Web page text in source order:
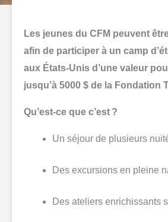
Les jeunes du CFM peuvent
afin de participer à un camp
aux États-Unis d’une valeur
jusqu’à 5000 $ de la Fondation
Qu’est-ce que c’est ?
Un séjour de plusieurs
Des excursions en pleine
Des ateliers enrichissants